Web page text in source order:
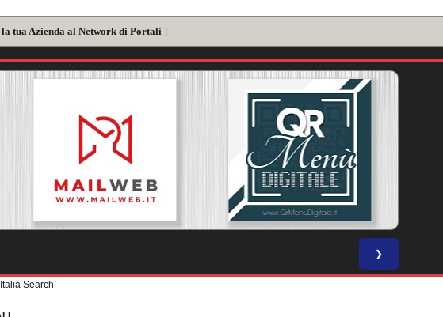
tua Azienda al Network di Portali ]
❯
Italia Search